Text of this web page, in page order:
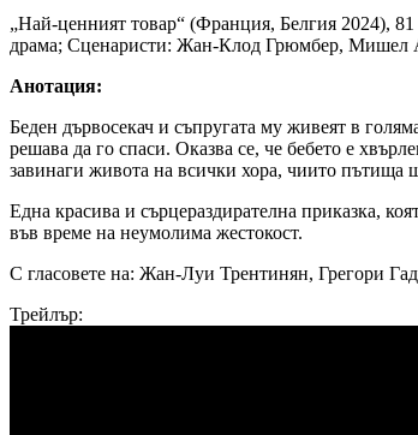
„Най-ценният товар“ (Франция, Белгия 2024),
драма; Сценаристи: Жан-Клод Грюмбер, Мишел
Анотация:
Беден дървосекач и съпругата му живеят в
решава да го спаси. Оказва се, че бебето е
завинаги живота на всички хора, чиито пътища
Една красива и сърцераздирателна приказка,
във време на неумолима жестокост.
С гласовете на: Жан-Луи Трентинян, Грегори
Трейлър: